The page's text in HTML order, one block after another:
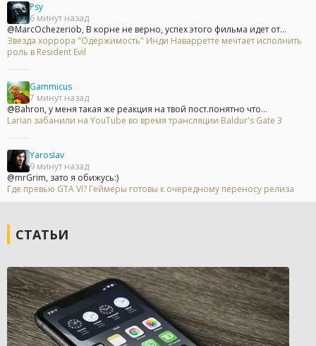
Psy
6 минут назад
@MarcOchezeriob, В корне не верно, успех этого фильма идет от...
Звезда хоррора "Одержимость" Инди Наварретте мечтает исполнить
роль в Resident Evil
Gammicus
7 минут назад
@Bahron, у меня такая же реакция на твой пост.понятно что...
Larian забанили на YouTube во время трансляции Baldur's Gate 3
YarosIav
9 минут назад
@mrGrim, зато я обижусь:)
Где превью GTA VI? Геймеры готовы к очередному переносу релиза
СТАТЬИ